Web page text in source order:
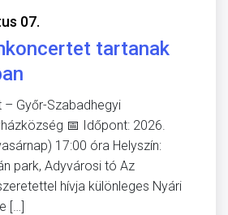
07.
tartanak
Győr-Szabadhegyi
📅 Időpont: 2026.
17:00 óra Helyszín:
park, Adyvárosi tó Az
hívja különleges Nyári
[…]